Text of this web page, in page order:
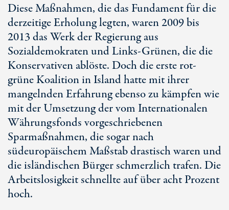
Diese Maßnahmen, die das Fundament für die
derzeitige Erholung legten, waren 2009 bis
2013 das Werk der Regierung aus
Sozialdemokraten und Links-Grünen, die die
Konservativen ablöste. Doch die erste rot-
grüne Koalition in Island hatte mit ihrer
mangelnden Erfahrung ebenso zu kämpfen wie
mit der Umsetzung der vom Internationalen
Währungsfonds vorgeschriebenen
Sparmaßnahmen, die sogar nach
südeuropäischem Maßstab drastisch waren und
die isländischen Bürger schmerzlich trafen. Die
Arbeitslosigkeit schnellte auf über acht Prozent
hoch.